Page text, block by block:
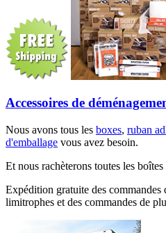
Accessoires de
Nous avons tous les boxes, ruban
d'emballage vous avez besoin.
Et nous rachèterons toutes les
Expédition gratuite des commandes
limitrophes et des commandes de